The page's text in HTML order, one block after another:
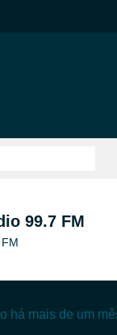
99.7 FM
há mais de um